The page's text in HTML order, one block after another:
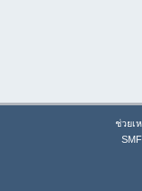
ช่วยเ